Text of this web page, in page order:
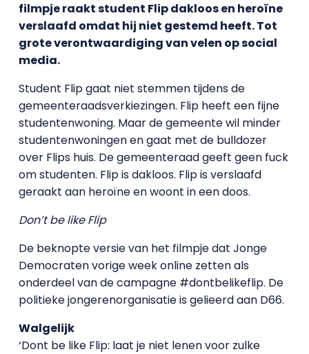
filmpje raakt student Flip dakloos en heroïne
verslaafd omdat hij niet gestemd heeft. Tot
grote verontwaardiging van velen op social
media.
Student Flip gaat niet stemmen tijdens de
gemeenteraadsverkiezingen. Flip heeft een fijne
studentenwoning. Maar de gemeente wil minder
studentenwoningen en gaat met de bulldozer
over Flips huis. De gemeenteraad geeft geen fuck
om studenten. Flip is dakloos. Flip is verslaafd
geraakt aan heroïne en woont in een doos.
Don’t be like Flip
De beknopte versie van het filmpje dat Jonge
Democraten vorige week online zetten als
onderdeel van de campagne #dontbelikeflip. De
politieke jongerenorganisatie is gelieerd aan D66.
Walgelijk
‘Dont be like Flip: laat je niet lenen voor zulke